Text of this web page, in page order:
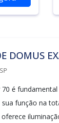
DOMUS
é
função na